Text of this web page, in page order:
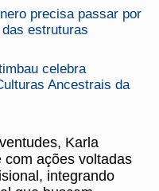
precisa passar por
estruturas
celebra
Ancestrais da
Karla
com ações voltadas
integrando